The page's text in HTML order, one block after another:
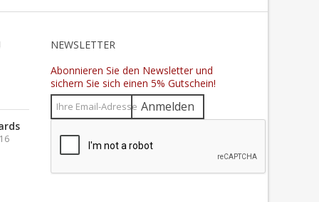
NEWSLETTER
Abonnieren Sie den Newsletter und
sichern Sie sich einen 5% Gutschein!
Anmelden